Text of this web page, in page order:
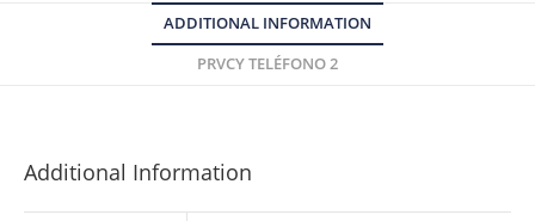
ADDITIONAL INFORMATION
PRVCY TELÉFONO 2
Additional Information